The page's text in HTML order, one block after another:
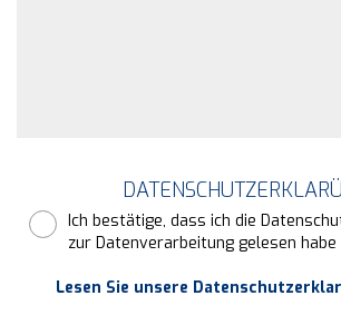
Ich bestätige, dass ich die
zur Datenverarbeitung gelesen habe
Lesen Sie unsere